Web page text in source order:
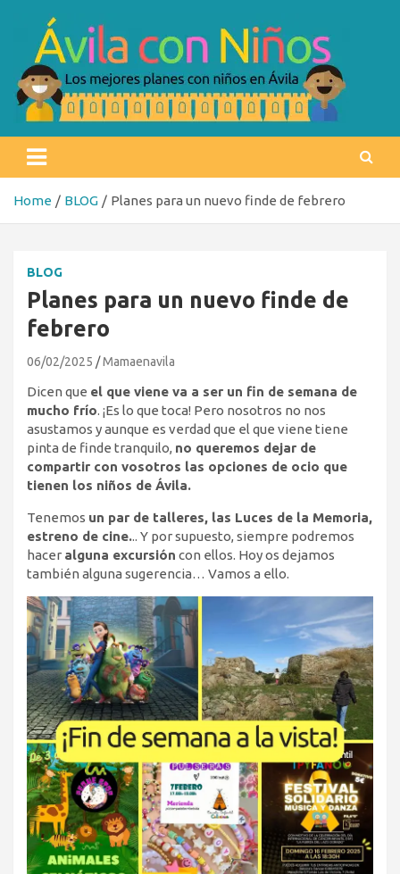
content
Ávila con niños
Home BLOG Planes para un nuevo finde de febrero
BLOG
Planes para un nuevo finde de
febrero
06/02/2025 Mamaenavila
Dicen que el que viene va a ser un fin de semana de
mucho frío. ¡Es lo que toca! Pero nosotros no nos
asustamos y aunque es verdad que el que viene tiene
pinta de finde tranquilo, no queremos dejar de
compartir con vosotros las opciones de ocio que
tienen los niños de Ávila.
Tenemos un par de talleres, las Luces de la Memoria,
estreno de cine... Y por supuesto, siempre podremos
hacer alguna excursión con ellos. Hoy os dejamos
también alguna sugerencia… Vamos a ello.